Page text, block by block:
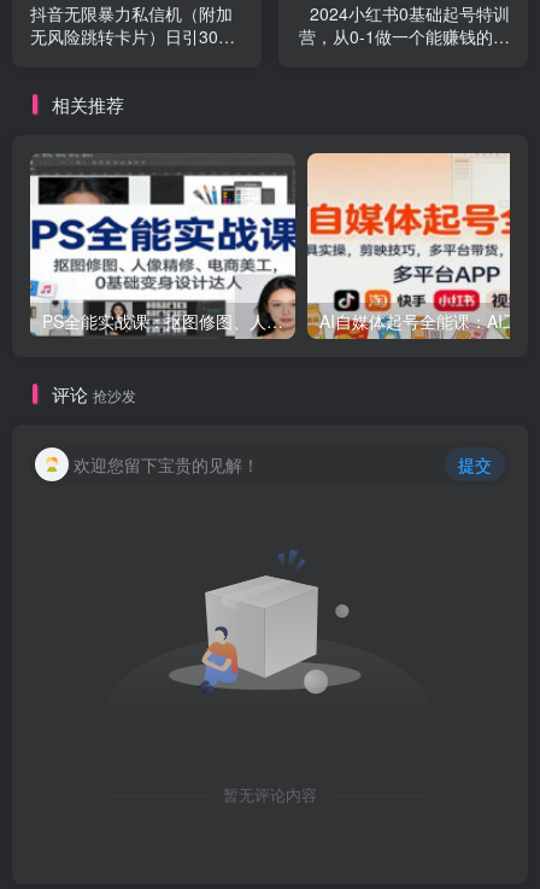
抖音无限暴力私信机（附加
无风险跳转卡片）日引300
2024小红书0基础起号特训
营，从0-1做一个能赚钱的博
相关推荐
PS全能实战课：抠图修图、人像精修、电商美工，0基础变身设计达人
评论 抢沙发
欢迎您留下宝贵的见解！ 提交
暂无评论内容